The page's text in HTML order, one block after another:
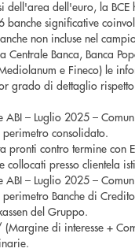
dell'area dell'euro, la BCE
significative
non incluse nel
Centrale Banca, Banca
e Fineco) le
grado di dettaglio
ABI – Luglio 2025 –
consolidato.
pronti contro termine con
presso clientela
ABI – Luglio 2025 –
Banche di
del Gruppo.
di interesse +